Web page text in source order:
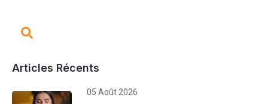
Articles Récents
05 Août 2026